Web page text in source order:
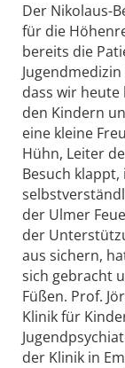
Der Nikolaus-
für die
bereits die
dass wir
den Kindern
eine kleine
Hühn, Leiter
Besuch
der Ulmer
der
aus sichern,
sich gebracht
Füßen. Prof.
Klinik für
der Klinik in